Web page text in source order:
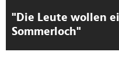
"Die Leute wollen
Sommerloch"